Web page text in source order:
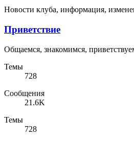
Новости клуба, информация,
Приветствие
Общаемся, знакомимся,
Темы
728
Сообщения
21.6K
Темы
728